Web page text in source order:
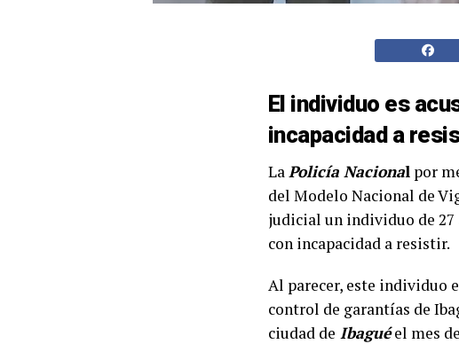
El individuo es
incapacidad a
LaPolicía Nacional por
del Modelo Nacional de
judicial un individuo de 27
con incapacidad a resistir.
Al parecer, este individuo
control de garantías de
ciudad de Ibagué el mes